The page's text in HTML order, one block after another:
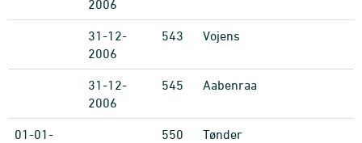
2006
31-12-
2006
543 Vojens
31-12-
2006
545 Aabenraa
01-01-
550 Tønder